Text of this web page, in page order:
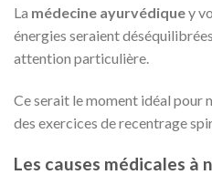
La médecine ayurvédiquey
énergies seraient
attention particulière.
Ce serait le moment idéal pour
des exercices de recentrage
Les causes médicales à